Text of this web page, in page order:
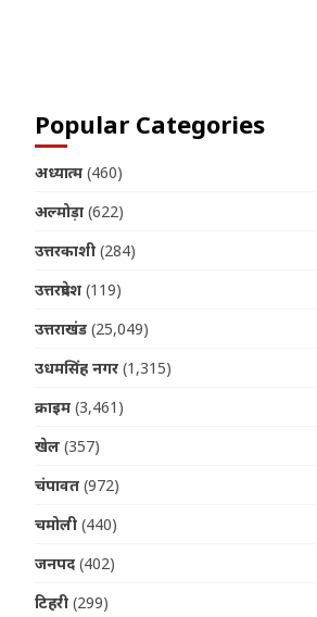
Popular Categories
अध्यात्म (460)
अल्मोड़ा (622)
उत्तरकाशी (284)
उत्तरप्रदेश (119)
उत्तराखंड (25,049)
उधमसिंह नगर (1,315)
क्राइम (3,461)
खेल (357)
चंपावत (972)
चमोली (440)
जनपद (402)
टिहरी (299)